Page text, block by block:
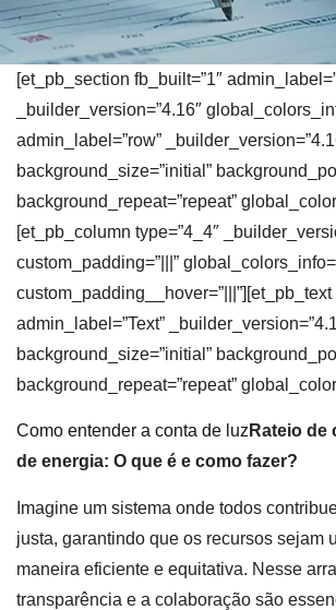
[et_pb_section fb_built=”1″
_builder_version=”4.16″
admin_label=”row”
background_size=”initial”
background_repeat=”repeat”
[et_pb_column type=”4_4″
custom_padding=”|||”
custom_padding__hover=”|||”][et_pb_text
admin_label=”Text”
background_size=”initial”
background_repeat=”repeat”
Como entender a conta de luz Rateio de
de energia: O que é e como fazer?
Imagine um sistema onde todos
justa, garantindo que os recursos sejam
maneira eficiente e equitativa. Nesse
transparência e a colaboração são